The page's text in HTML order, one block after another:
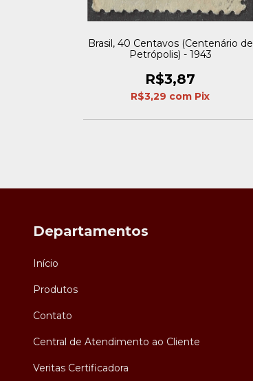
Brasil, 40 Centavos (Centenário de
Petrópolis) - 1943
R$3,87
R$3,29 com Pix
Departamentos
Início
Produtos
Contato
Central de Atendimento ao Cliente
Veritas Certificadora